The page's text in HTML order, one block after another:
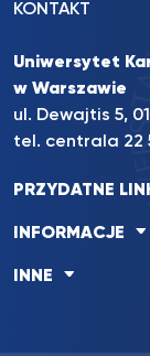
KONTAKT
Uniwersytet
w Warszawie
ul. Dewajtis 5,
tel. centrala 22
PRZYDATNE
INFORMACJE
INNE